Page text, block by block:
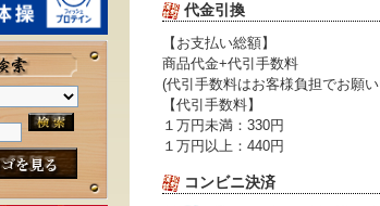
代金引換
【お支払い総額】
商品代金+代引手数料
(代引手数料はお客様負担でお願
【代引手数料】
１万円未満：330円
１万円以上：440円
コンビニ決済